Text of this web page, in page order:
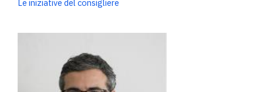
Le iniziative del consigliere